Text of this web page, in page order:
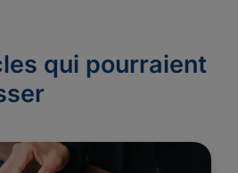
qui pourraient